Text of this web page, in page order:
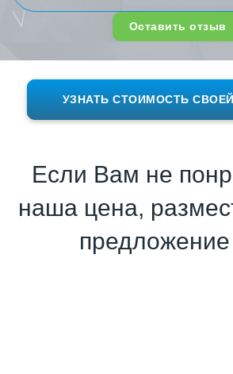
Оставить отзыв
УЗНАТЬ СТОИМОСТЬ
Если Вам не
наша цена,
предложение